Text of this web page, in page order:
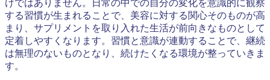
けではありません。日常の中での自分の変化を意識的に観察
する習慣が生まれることで、美容に対する関心そのものが高
まり、サプリメントを取り入れた生活が前向きなものとして
定着しやすくなります。習慣と意識が連動することで、継続
は無理のないものとなり、続けたくなる環境が整っていきま
す。